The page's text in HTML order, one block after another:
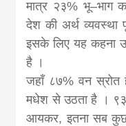
मात्र २३% भू–भाग
देश की अर्थ व्यवस्था
इसके लिए यह कहना
है ।
जहाँ ८७% वन स्रोत
मधेश से उठता है ।
आयकर, इतना सब